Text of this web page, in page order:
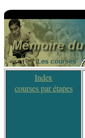
Index
courses par étapes